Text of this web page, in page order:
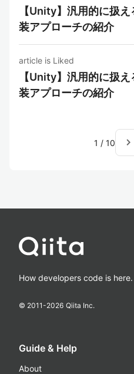
【Unity】汎用的に扱
装アプローチの紹介
article is Liked
【Unity】汎用的に扱
装アプローチの紹介
1 / 10 navigate_next
How developers code is here.
© 2011-2026 Qiita Inc.
Guide & Help
About